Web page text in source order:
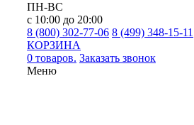
ПН-ВС
с 10:00 до 20:00
8 (800) 302-77-06 8 (499) 348-15-11
КОРЗИНА
0 товаров. Заказать звонок
Меню